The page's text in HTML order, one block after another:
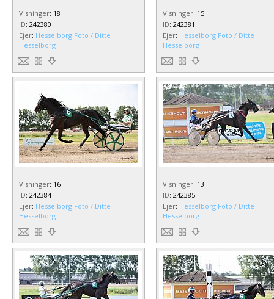
Visninger: 18
ID: 242380
Ejer: Hesselborg Foto / Ditte
Hesselborg
Visninger: 15
ID: 242381
Ejer: Hesselborg Foto / Ditte
Hesselborg
Visninger: 16
ID: 242384
Ejer: Hesselborg Foto / Ditte
Hesselborg
Visninger: 13
ID: 242385
Ejer: Hesselborg Foto / Ditte
Hesselborg